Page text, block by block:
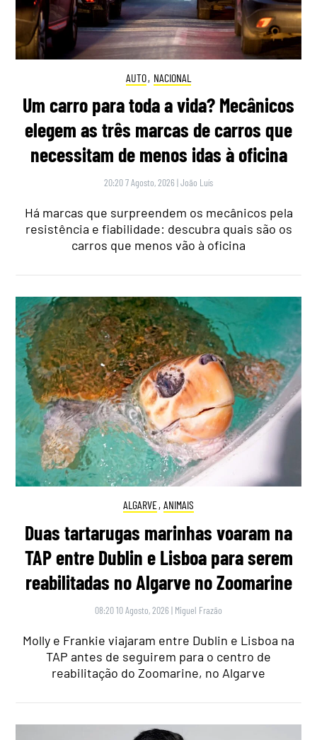
AUTO, NACIONAL
Um carro para toda a vida? Mecânicos
elegem as três marcas de carros que
necessitam de menos idas à oficina
20:20 7 Agosto, 2026 |João Luís
Há marcas que surpreendem os mecânicos pela
resistência e fiabilidade: descubra quais são os
carros que menos vão à oficina
ALGARVE, ANIMAIS
Duas tartarugas marinhas voaram na
TAP entre Dublin e Lisboa para serem
reabilitadas no Algarve no Zoomarine
08:20 10 Agosto, 2026 | Miguel Frazão
Molly e Frankie viajaram entre Dublin e Lisboa na
TAP antes de seguirem para o centro de
reabilitação do Zoomarine, no Algarve